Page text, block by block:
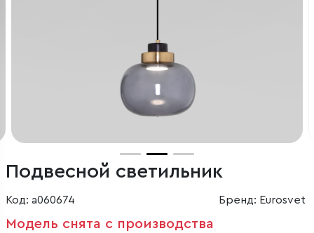
Подвесной светильник
Код: a060674 Бренд: Eurosvet
Модель снята с производства